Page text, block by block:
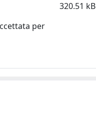
per
320.51 kB